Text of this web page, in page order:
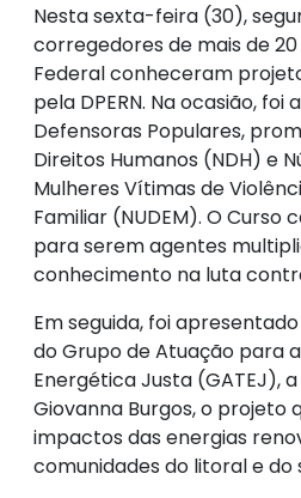
Nesta sexta-feira (30),
corregedores de mais de
Federal conheceram
pela DPERN. Na ocasião,
Defensoras Populares,
Direitos Humanos (NDH) e
Mulheres Vítimas de
Familiar (NUDEM). O Curso
para serem agentes
conhecimento na luta
Em seguida, foi
do Grupo de Atuação para
Energética Justa (GATEJ),
Giovanna Burgos, o projeto
impactos das energias
comunidades do litoral e